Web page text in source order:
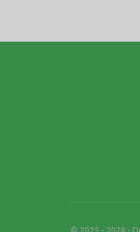
© 2025 - 2028 -